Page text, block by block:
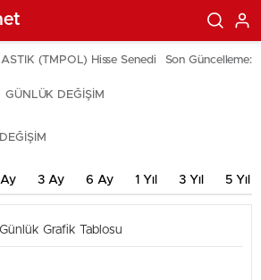
(TMPOL) Hisse Senedi Son Güncelleme:
GÜNLÜK DEĞİŞİM
Ay 3 Ay 6 Ay 1 Yıl 3 Yıl 5 Yıl
Günlük Grafik Tablosu